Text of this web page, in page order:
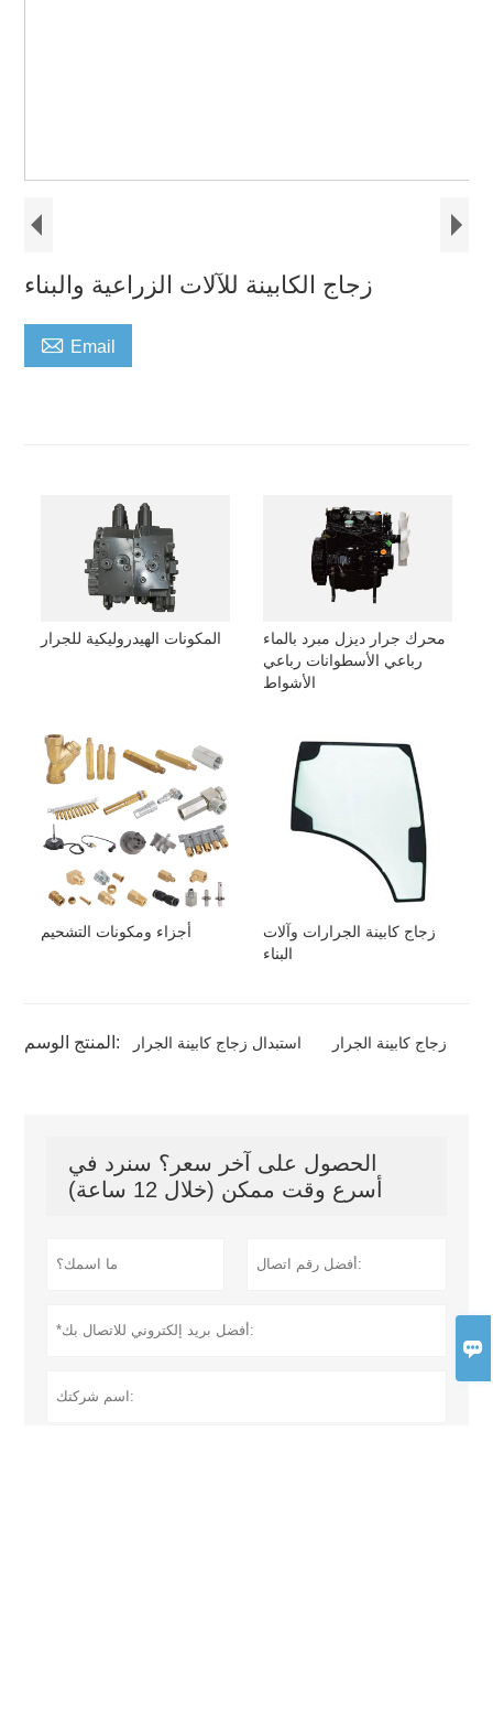

زجاج الكابينة للآلات الزراعية والبناء
 Email
المكونات الهيدروليكية للجرار
محرك جرار ديزل مبرد بالماء
رباعي الأسطوانات رباعي
الأشواط
أجزاء ومكونات التشحيم
زجاج كابينة الجرارات وآلات
البناء
المنتج الوسم: استبدال زجاج كابينة الجرار زجاج كابينة الجرار
الحصول على آخر سعر؟ سنرد في
أسرع وقت ممكن (خلال 12 ساعة)